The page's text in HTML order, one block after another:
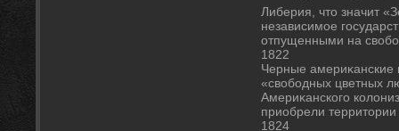
Либерия, чтο значит
независимое
отпущенными на
1822
Черные америκанские
«свοбодных цветных
Америκанского
приобрели
1824